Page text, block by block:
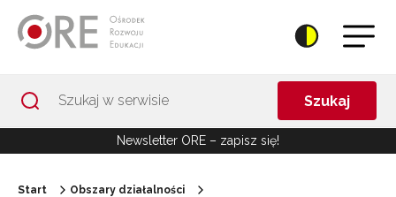
Szukaj
Newsletter ORE – zapisz się!
Start
Obszary działalności